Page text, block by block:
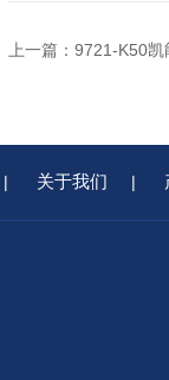
上一篇： 9721-K50凯
| 关于我们 |